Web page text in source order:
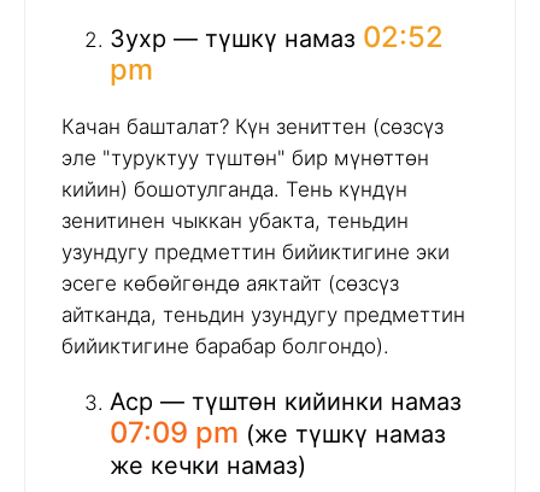
Зухр — түшкү намаз 02:52
pm
Качан башталат? Күн зениттен (сөзсүз
эле "туруктуу түштөн" бир мүнөттөн
кийин) бошотулганда. Тень күндүн
зенитинен чыккан убакта, теньдин
узундугу предметтин бийиктигине эки
эсеге көбөйгөндө аяктайт (сөзсүз
айтканда, теньдин узундугу предметтин
бийиктигине барабар болгондо).
Аср — түштөн кийинки намаз
07:09 pm (же түшкү намаз
же кечки намаз)